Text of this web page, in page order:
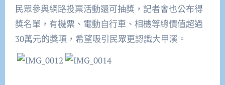
民眾參與網路投票活動還可抽獎，記者會也公布得
獎名單，有機票、電動自行車、相機等總價值超過
30萬元的獎項，希望吸引民眾更認識大甲溪。